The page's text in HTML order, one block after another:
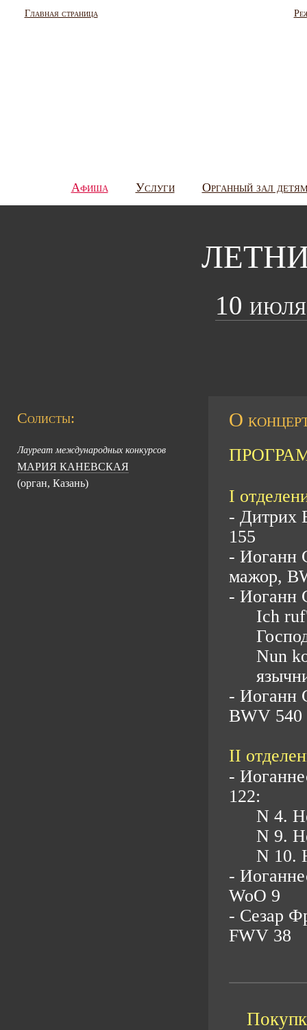
Главная страница
Афиша Услуги Органный зал
10
Солисты:
Лауреат международных конкурсов
МАРИЯ КАНЕВСКАЯ
(орган, Казань)
О
I
- Дитрих
155
- Иоганн
мажор,
- Иоганн
Ich
Nun
- Иоганн
BWV 540
II
-
122:
N 4.
N 9.
N 10.
-
WoO 9
- Сезар
FWV 38